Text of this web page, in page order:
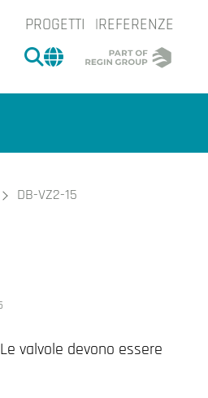
PROGETTI
REFERENZE
CERCA
CHANGE MARKET
DB-VZ2-15
valvole devono essere